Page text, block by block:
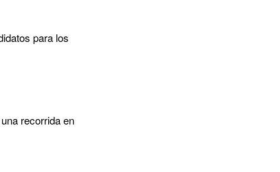
para los
recorrida en